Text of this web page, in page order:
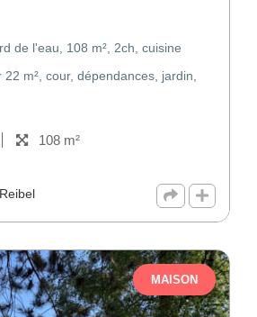
de l'eau, 108 m², 2ch, cuisine
22 m², cour, dépendances, jardin,
108 m²
MAISON